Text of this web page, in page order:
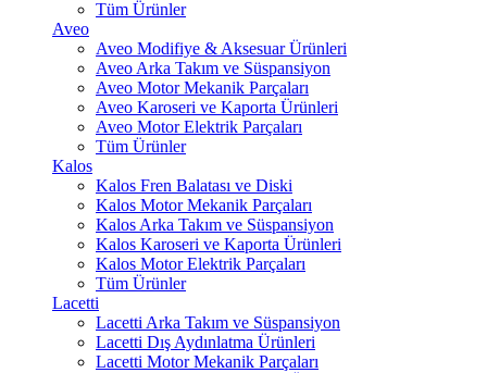
Tüm Ürünler
Aveo
Aveo Modifiye & Aksesuar Ürünleri
Aveo Arka Takım ve Süspansiyon
Aveo Motor Mekanik Parçaları
Aveo Karoseri ve Kaporta Ürünleri
Aveo Motor Elektrik Parçaları
Tüm Ürünler
Kalos
Kalos Fren Balatası ve Diski
Kalos Motor Mekanik Parçaları
Kalos Arka Takım ve Süspansiyon
Kalos Karoseri ve Kaporta Ürünleri
Kalos Motor Elektrik Parçaları
Tüm Ürünler
Lacetti
Lacetti Arka Takım ve Süspansiyon
Lacetti Dış Aydınlatma Ürünleri
Lacetti Motor Mekanik Parçaları